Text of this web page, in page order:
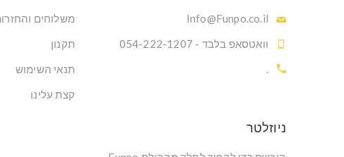
Info@Funpo.co.il
וואטסאפ בלבד - 054-222-1207
.
משלוחים
תקנון
תנאי השימוש
קצת עלינו
ניוזלטר